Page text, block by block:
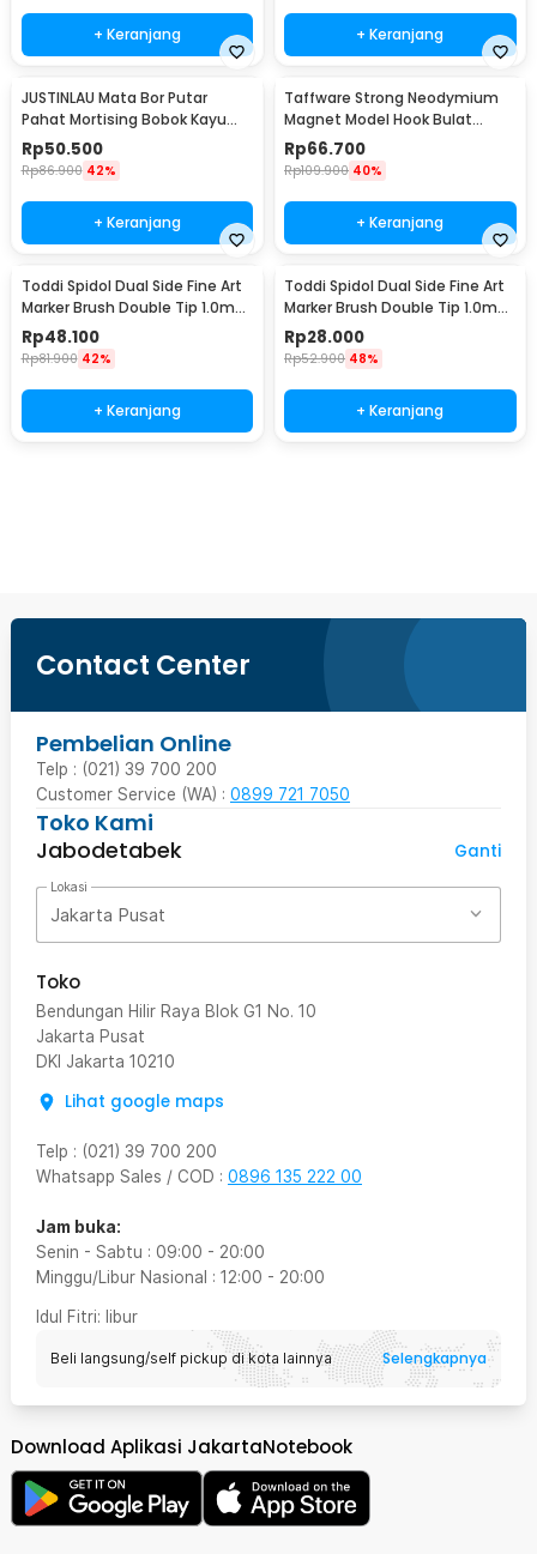
+ Keranjang + Keranjang
JUSTINLAU Mata Bor Putar
Pahat Mortising Bobok Kayu
HSS 16mm - FKB16
Rp50.500
Rp86.900 42%
+ Keranjang
Taffware Strong Neodymium
Magnet Model Hook Bulat
48mm 80kg - LNM48-3
Rp66.700
Rp109.900 40%
+ Keranjang
Toddi Spidol Dual Side Fine Art
Marker Brush Double Tip 1.0mm
6.0mm 48 Warna - CY-006
Rp48.100
Rp81.900 42%
+ Keranjang
Toddi Spidol Dual Side Fine Art
Marker Brush Double Tip 1.0mm
6.0mm 24 Warna - CY-006
Rp28.000
Rp52.900 48%
+ Keranjang
Contact Center
Pembelian Online
Telp : (021) 39 700 200
Customer Service (WA) : 0899 721 7050
Toko Kami
Jabodetabek
Ganti
Lokasi
Jakarta Pusat
Toko
Bendungan Hilir Raya Blok G1 No. 10
Jakarta Pusat
DKI Jakarta 10210
Lihat google maps
Telp : (021) 39 700 200
Whatsapp Sales / COD : 0896 135 222 00
Jam buka:
Senin - Sabtu : 09:00 - 20:00
Minggu/Libur Nasional : 12:00 - 20:00
Idul Fitri: libur
Beli langsung/self pickup di kota lainnya Selengkapnya
Download Aplikasi JakartaNotebook